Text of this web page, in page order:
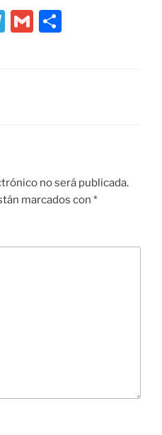
T
G
no será publicada.
marcados con *